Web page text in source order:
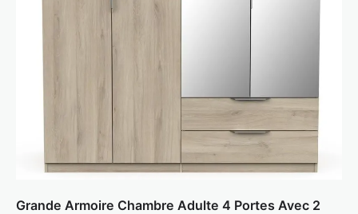
Grande Armoire Chambre Adulte 4 Portes Avec 2